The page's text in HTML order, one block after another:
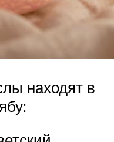
находят в